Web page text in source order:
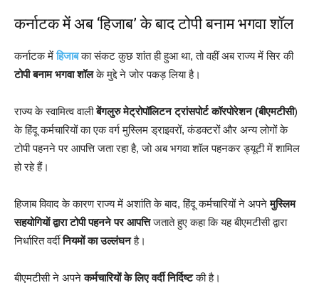
कर्नाटक में अब ‘हिजाब’ के बाद टोपी बनाम भगवा शॉल
कर्नाटक मेंहिजाबका संकट कुछ शांत ही हुआ था, तो वहीं अब राज्य में सिर की
टोपी बनाम भगवा शॉलके मुद्दे ने जोर पकड़ लिया है।
राज्य के स्वामित्व वालीबेंगलुरु मेट्रोपॉलिटन ट्रांसपोर्ट कॉरपोरेशन (बीएमटीसी)
के हिंदू कर्मचारियों का एक वर्ग मुस्लिम ड्राइवरों, कंडक्टरों और अन्य लोगों के
टोपी पहनने पर आपत्ति जता रहा है, जो अब भगवा शॉल पहनकर ड्यूटी में शामिल
हो रहे हैं।
हिजाब विवाद के कारण राज्य में अशांति के बाद, हिंदू कर्मचारियों ने अपनेमुस्लिम
सहयोगियों द्वारा टोपी पहनने पर आपत्तिजताते हुए कहा कि यह बीएमटीसी द्वारा
निर्धारित वर्दीनियमों का उल्लंघनहै।
बीएमटीसी ने अपनेकर्मचारियों के लिए वर्दी निर्दिष्टकी है।